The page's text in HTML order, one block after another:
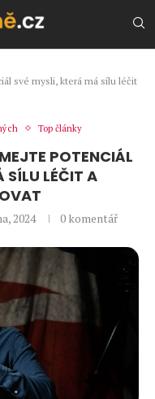
své mysli, která má sílu léčit
Top články
POTENCIÁL
SÍLU LÉČIT A
2024 0 komentář